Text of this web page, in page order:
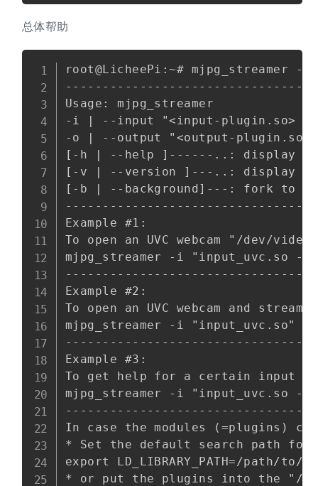
总体帮助
root@LicheePi:~# mjpg_streamer --
Usage: mjpg_streamer
-i | --input "<input-plugin.so>
-o | --output "<output-plugin.so>
[-h | --help ]------..: display
[-v | --version ]---..: display
[-b | --background]---: fork to the
Example #1:
To open an UVC webcam "/dev/
mjpg_streamer -i "input_uvc.so -
Example #2:
To open an UVC webcam and
mjpg_streamer -i "input_uvc.so"
Example #3:
To get help for a certain input
mjpg_streamer -i "input_uvc.so --
In case the modules (=plugins)
* Set the default search path for
export LD_LIBRARY_PATH=/path/to/
* or put the plugins into the
Copy